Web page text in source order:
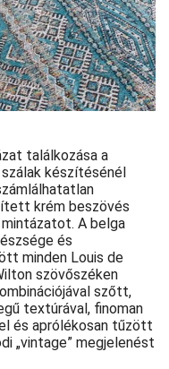
találkozása a
készítésénél
krém beszövés
A belga
és
minden Louis de
szövőszéken
szőtt,
textúrával, finoman
és aprólékosan tűzött
„vintage” megjelenést